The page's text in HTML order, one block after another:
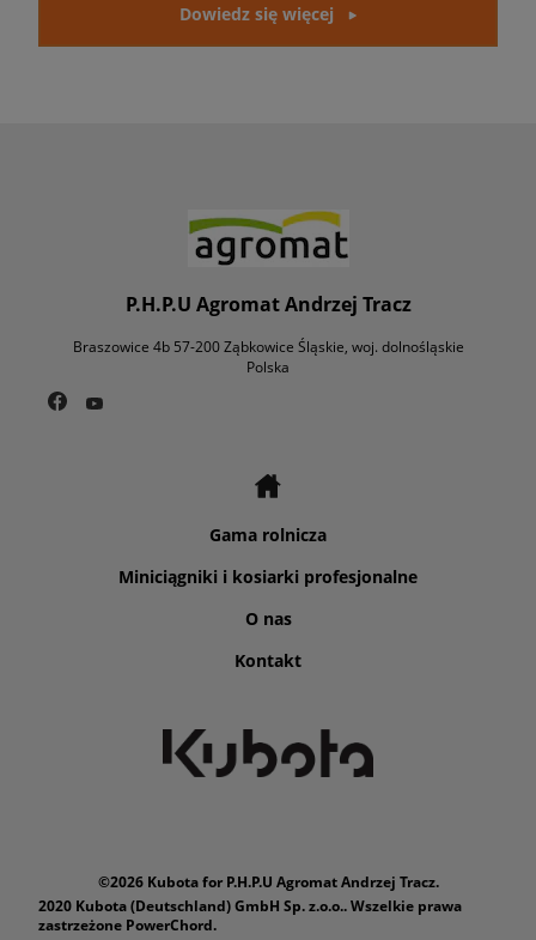
Dowiedz się więcej
P.H.P.U Agromat Andrzej Tracz
Braszowice 4b 57-200 Ząbkowice Śląskie, woj. dolnośląskie
Polska
Gama rolnicza
Miniciągniki i kosiarki profesjonalne
O nas
Kontakt
©2026 Kubota for P.H.P.U Agromat Andrzej Tracz.
2020 Kubota (Deutschland) GmbH Sp. z.o.o.. Wszelkie prawa
zastrzeżone PowerChord.